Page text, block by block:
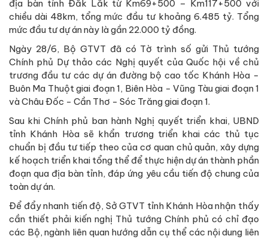
địa bàn tỉnh Đắk Lắk từ Km69+500 – Km117+500 với
chiều dài 48km, tổng mức đầu tư khoảng 6.485 tỷ. Tổng
mức đầu tư dự án này là gần 22.000 tỷ đồng.
Ngày 28/6, Bộ GTVT đã có Tờ trình số gửi Thủ tướng
Chính phủ Dự thảo các Nghị quyết của Quốc hội về chủ
trương đầu tư các dự án đường bộ cao tốc Khánh Hòa -
Buôn Ma Thuột giai đoạn 1, Biên Hòa - Vũng Tàu giai đoạn 1
và Châu Đốc - Cần Thơ - Sóc Trăng giai đoạn 1.
Sau khi Chính phủ ban hành Nghị quyết triển khai, UBND
tỉnh Khánh Hòa sẽ khẩn trương triển khai các thủ tục
chuẩn bị đầu tư tiếp theo của cơ quan chủ quản, xây dựng
kế hoạch triển khai tổng thể để thực hiện dự án thành phần
đoạn qua địa bàn tỉnh, đáp ứng yêu cầu tiến độ chung của
toàn dự án.
Để đẩy nhanh tiến độ, Sở GTVT tỉnh Khánh Hòa nhận thấy
cần thiết phải kiến nghị Thủ tướng Chính phủ có chỉ đạo
các Bộ, ngành liên quan hướng dẫn cụ thể các nội dung liên